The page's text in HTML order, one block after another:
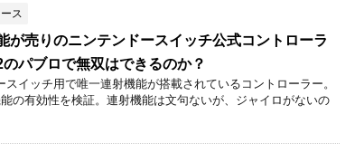
ス
が売りのニンテンドースイッチ公式コントローラ
パブロで無双はできるのか？
イッチ用で唯一連射機能が搭載されているコントローラー。
の有効性を検証。連射機能は文句ないが、ジャイロがないの